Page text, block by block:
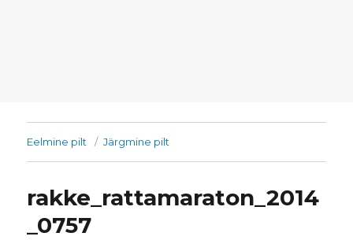
Eelmine pilt Järgmine pilt
rakke_rattamaraton_2014
_0757